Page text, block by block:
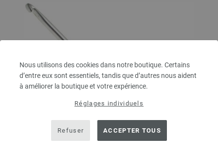
Nous utilisons des cookies dans notre boutique. Certains
d’entre eux sont essentiels, tandis que d’autres nous aident
à améliorer la boutique et votre expérience.
Réglages individuels
Refuser ACCEPTER TOUS